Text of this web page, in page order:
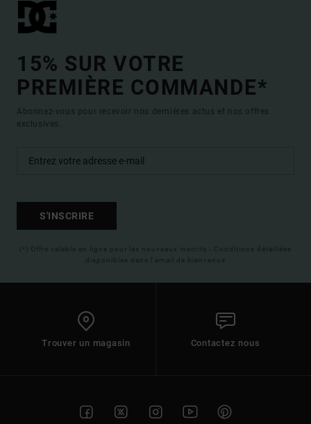
15% SUR VOTRE
PREMIÈRE COMMANDE*
Abonnez-vous pour recevoir nos dernières actus et nos offres
exclusives.
S'INSCRIRE
(*) Offre valable en ligne pour les nouveaux inscrits - Conditions détaillées
disponibles dans l'email de bienvenue
Trouver un magasin Contactez nous